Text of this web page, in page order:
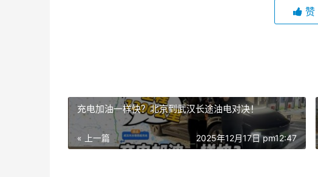
赞
充电加油一样快？北京到武汉长途油电对决！
« 上一篇 2025年12月17日 pm12:47